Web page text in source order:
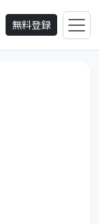
無料登録